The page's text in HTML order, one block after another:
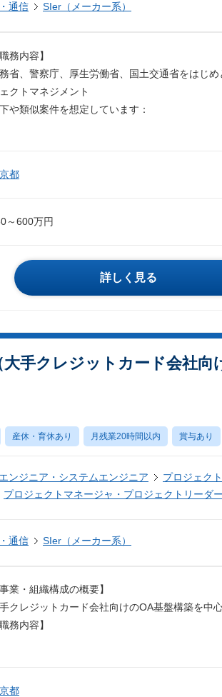
通信 SIer（メーカー系）
職務内容】
省、警察庁、厚生労働省、国土交通省をはじ
クトマネジメント
や類似案件を想定しています：
都
～600万円
詳しく見る
手クレジットカード会社向
産休・育休あり 月残業20時間以内 賞与あり
ンジニア・システムエンジニア
プロジェク
プロジェクトマネージャ・プロジェクトリーダ
通信 SIer（メーカー系）
事業・組織構成の概要】
クレジットカード会社向けのOA基盤構築を中
職務内容】
都